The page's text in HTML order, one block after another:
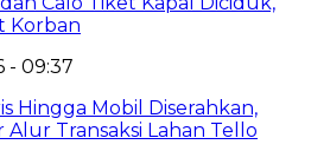
Korban
- 09:37
Hingga Mobil Diserahkan,
Transaksi Lahan Tello